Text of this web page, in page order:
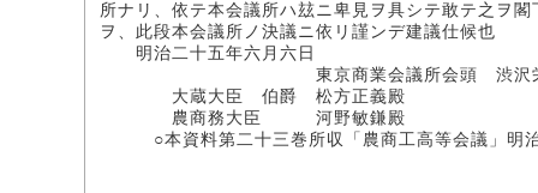
所ナリ、依テ本会議所ハ玆ニ卑見ヲ具シテ敢テ之ヲ
ヲ、此段本会議所ノ決議ニ依リ謹ンデ建議仕候也
明治二十五年六月六日
東京商業会議所会頭 渋沢栄
大蔵大臣 伯爵 松方正義殿
農商務大臣 河野敏鎌殿
○本資料第二十三巻所収「農商工高等会議」明治